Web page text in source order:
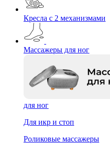
Кресла с 2 механизмами
Массажеры для ног
для ног
Для икр и стоп
Роликовые массажеры